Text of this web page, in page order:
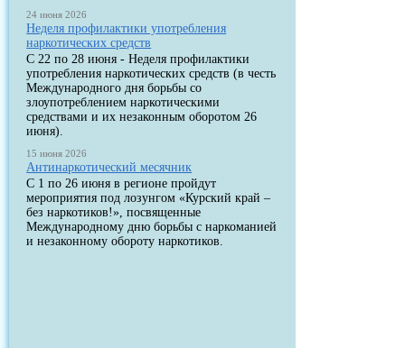
24 июня 2026
Неделя профилактики употребления
наркотических средств
С 22 по 28 июня - Неделя профилактики
употребления наркотических средств (в честь
Международного дня борьбы со
злоупотреблением наркотическими
средствами и их незаконным оборотом 26
июня).
15 июня 2026
Антинаркотический месячник
С 1 по 26 июня в регионе пройдут
мероприятия под лозунгом «Курский край –
без наркотиков!», посвященные
Международному дню борьбы с наркоманией
и незаконному обороту наркотиков.